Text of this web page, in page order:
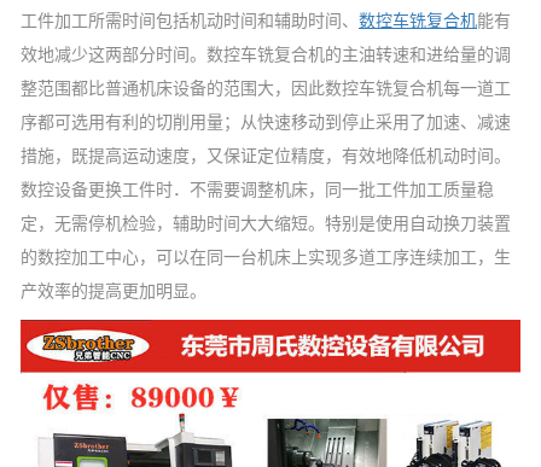
工件加工所需时间包括机动时间和辅助时间、 数控车铣复合机能有
效地减少这两部分时间。数控车铣复合机的主油转速和进给量的调
整范围都比普通机床设备的范围大，因此数控车铣复合机每一道工
序都可选用有利的切削用量；从快速移动到停止采用了加速、减速
措施，既提高运动速度，又保证定位精度，有效地降低机动时间。
数控设备更换工件时．不需要调整机床，同一批工件加工质量稳
定，无需停机检验，辅助时间大大缩短。特别是使用自动换刀装置
的数控加工中心，可以在同一台机床上实现多道工序连续加工，生
产效率的提高更加明显。